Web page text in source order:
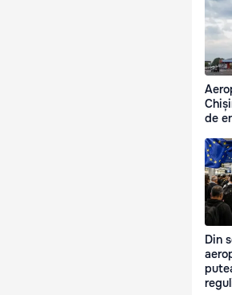
de
Din